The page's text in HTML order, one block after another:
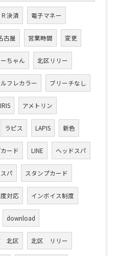
決済 電子マネー
古屋 営業時間 変更
ちゃん 北区リリー
ルフレカラー ブリーチなし
IRIS アメトリン
ラピス LAPIS 新色
ード LINE ヘッドスパ
パ スタンプカード
対応 インボイス制度
download
北区 北区 リリー